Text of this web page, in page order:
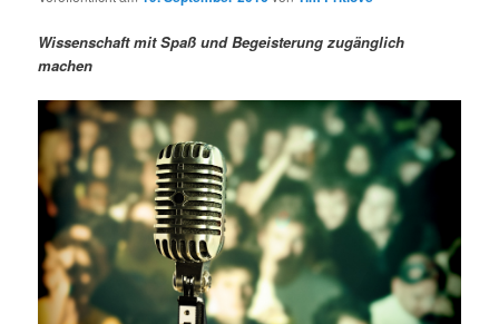
ä
r
e
I
n
n
d
ä
e
n
n
v
i
g
t
i
o
Wissenschaft mit Spaß und Begeisterung zugänglich
machen